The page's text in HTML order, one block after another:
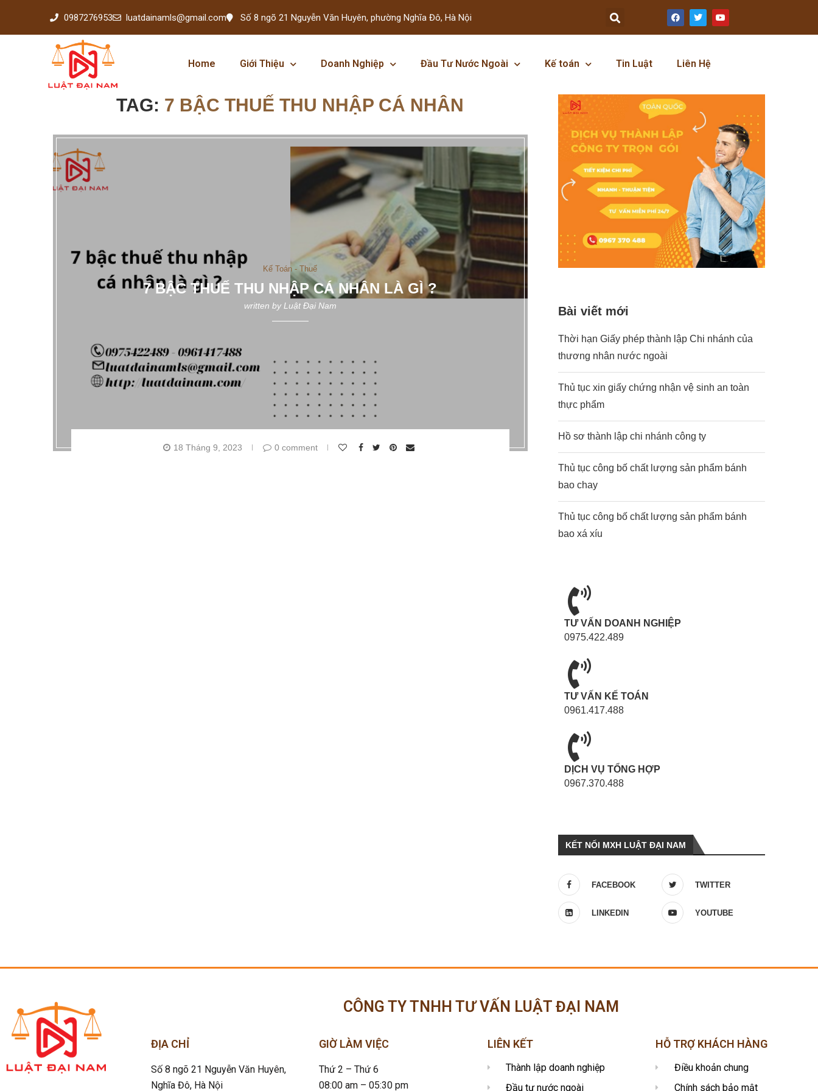
0987276953 luatdainamls@gmail.com Số 8 ngõ 21 Nguyễn Văn Huyên, phường Nghĩa Đô, Hà Nội
Home Giới Thiệu Doanh Nghiệp Đầu Tư Nước Ngoài Kế toán Tin Luật Liên Hệ
TAG: 7 BẬC THUẾ THU NHẬP CÁ NHÂN
Kế Toán - Thuế
7 BẬC THUẾ THU NHẬP CÁ NHÂN LÀ GÌ ?
written by Luật Đại Nam
18 Tháng 9, 2023 0 comment
Bài viết mới
Thời hạn Giấy phép thành lập Chi nhánh của
thương nhân nước ngoài
Thủ tục xin giấy chứng nhận vệ sinh an toàn
thực phẩm
Hồ sơ thành lập chi nhánh công ty
Thủ tục công bố chất lượng sản phẩm bánh
bao chay
Thủ tục công bố chất lượng sản phẩm bánh
bao xá xíu
TƯ VẤN DOANH NGHIỆP
0975.422.489
TƯ VẤN KẾ TOÁN
0961.417.488
DỊCH VỤ TỔNG HỢP
0967.370.488
KẾT NỐI MXH LUẬT ĐẠI NAM
FACEBOOK TWITTER
LINKEDIN YOUTUBE
CÔNG TY TNHH TƯ VẤN LUẬT ĐẠI NAM
ĐỊA CHỈ
Số 8 ngõ 21 Nguyễn Văn Huyên,
Nghĩa Đô, Hà Nội
GIỜ LÀM VIỆC
Thứ 2 – Thứ 6
08:00 am – 05:30 pm
LIÊN KẾT
Thành lập doanh nghiệp
Đầu tư nước ngoài
HỖ TRỢ KHÁCH HÀNG
Điều khoản chung
Chính sách bảo mật